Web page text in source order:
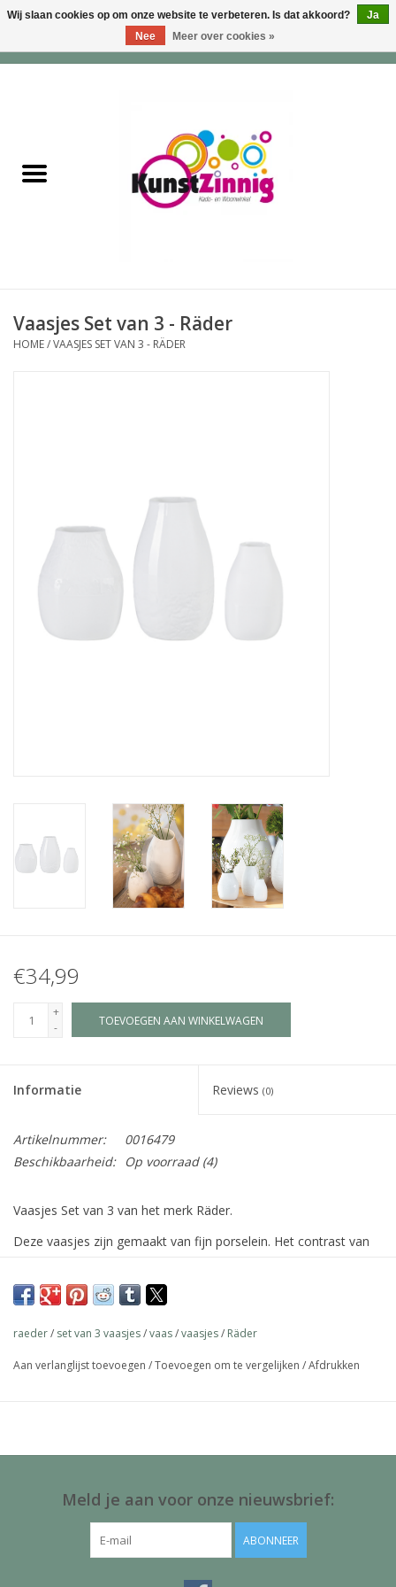
Wonen & Lifestyle
Tassen & Portemonnees
Stationery & Gifts
Juf & Meester Cadeaus
Brievenbus Kadootjes
Vaasjes Set van 3 - Räder
HOME/VAASJES SET VAN 3 - RÄDER
€34,99
+
-
TOEVOEGEN AAN WINKELWAGEN
Informatie Reviews (0)
Artikelnummer:
0016479
Beschikbaarheid:
Op voorraad(4)
Vaasjes Set van 3 van het merk Räder.
Deze vaasjes zijn gemaakt van fijn porselein. Het contrast van
bijzonder effect.
raeder/ set van 3 vaasjes/vaas/vaasjes/ Räder
Aan verlanglijst toevoegen /Toevoegen om te vergelijken /Afdrukken
Meld je aan voor onze nieuwsbrief:
ABONNEER
Wij slaan cookies op om onze website te verbeteren. Is dat akkoord?
Ja
Nee
Meer over cookies »